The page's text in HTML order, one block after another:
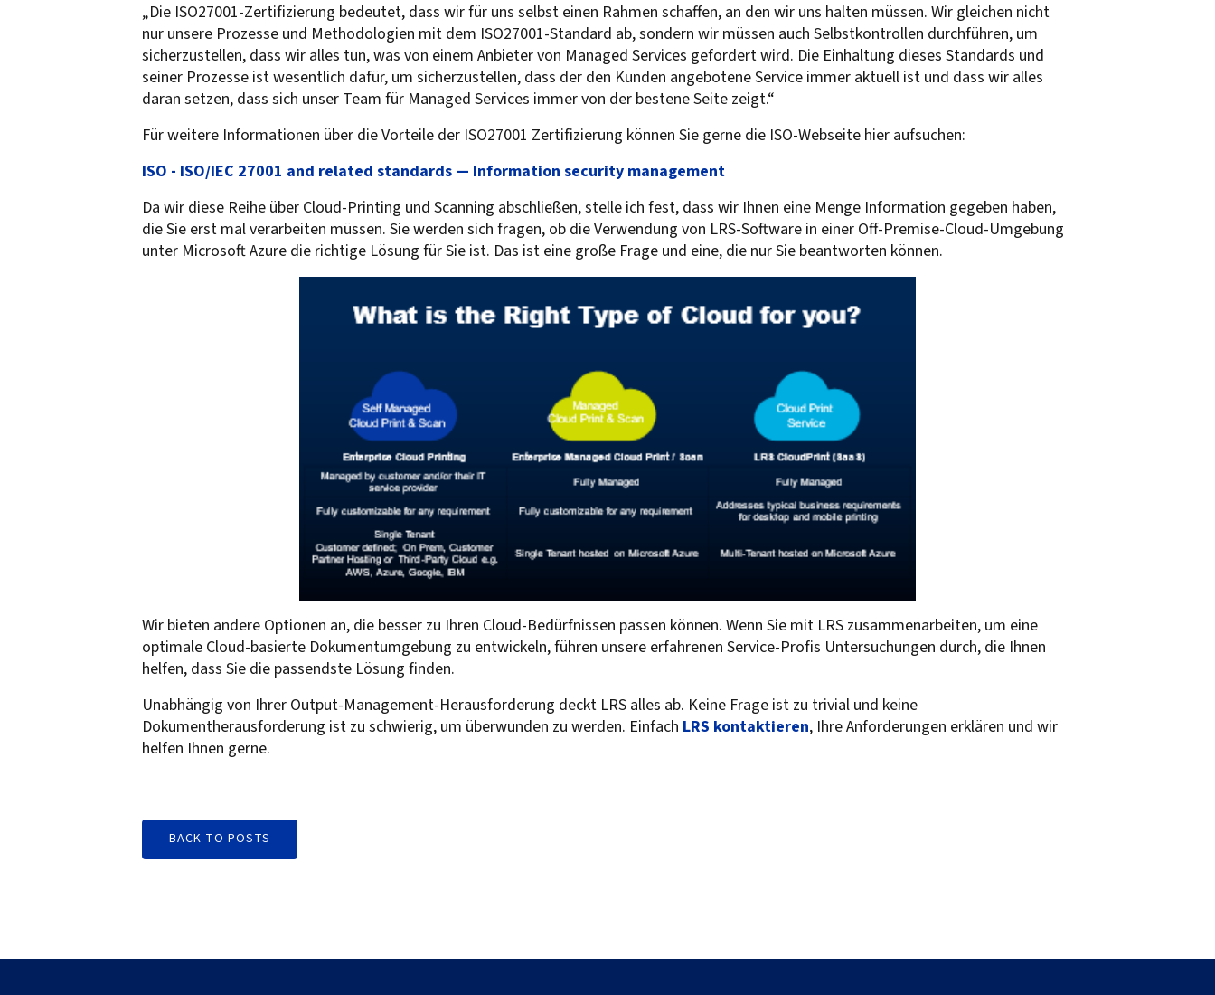
„Die ISO27001-Zertifizierung bedeutet, dass wir für uns selbst einen Rahmen schaffen, an den wir uns halten müssen. Wir gleichen nicht
nur unsere Prozesse und Methodologien mit dem ISO27001-Standard ab, sondern wir müssen auch Selbstkontrollen durchführen, um
sicherzustellen, dass wir alles tun, was von einem Anbieter von Managed Services gefordert wird. Die Einhaltung dieses Standards und
seiner Prozesse ist wesentlich dafür, um sicherzustellen, dass der den Kunden angebotene Service immer aktuell ist und dass wir alles
daran setzen, dass sich unser Team für Managed Services immer von der bestene Seite zeigt.“
Für weitere Informationen über die Vorteile der ISO27001 Zertifizierung können Sie gerne die ISO-Webseite hier aufsuchen:
ISO - ISO/IEC 27001 and related standards — Information security management
Da wir diese Reihe über Cloud-Printing und Scanning abschließen, stelle ich fest, dass wir Ihnen eine Menge Information gegeben haben,
die Sie erst mal verarbeiten müssen. Sie werden sich fragen, ob die Verwendung von LRS-Software in einer Off-Premise-Cloud-Umgebung
unter Microsoft Azure die richtige Lösung für Sie ist. Das ist eine große Frage und eine, die nur Sie beantworten können.
Wir bieten andere Optionen an, die besser zu Ihren Cloud-Bedürfnissen passen können. Wenn Sie mit LRS zusammenarbeiten, um eine
optimale Cloud-basierte Dokumentumgebung zu entwickeln, führen unsere erfahrenen Service-Profis Untersuchungen durch, die Ihnen
helfen, dass Sie die passendste Lösung finden.
Unabhängig von Ihrer Output-Management-Herausforderung deckt LRS alles ab. Keine Frage ist zu trivial und keine
Dokumentherausforderung ist zu schwierig, um überwunden zu werden. Einfach LRS kontaktieren, Ihre Anforderungen erklären und wir
helfen Ihnen gerne.
BACK TO POSTS